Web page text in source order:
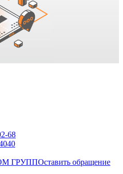
68
ГРУППОставить обращение